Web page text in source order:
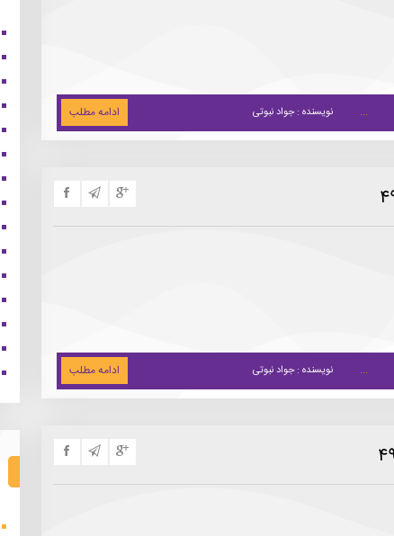
نویسنده : جواد نبوتی ادامه مطلب
نویسنده : جواد نبوتی ادامه مطلب